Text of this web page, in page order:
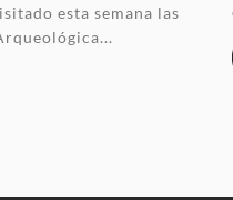
esta semana las